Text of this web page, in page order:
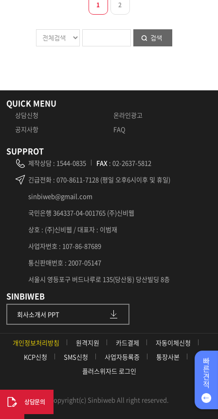
1 2
검색
빠
른
견
적
상담문의
QUICK MENU
상담신청
온라인광고
공지사항
FAQ
SUPPROT
제작상담 : 1544-0835 FAX : 02-2637-5812
긴급전화 : 070-8611-7128 (평일 오후6시이후 및 휴일)
sinbiweb@gmail.com
국민은행 364337-04-001765 (주)신비웹
상호 : (주)신비웹 / 대표자 : 이범재
사업자번호 : 107-86-87689
통신판매번호 : 2007-05147
서울시 영등포구 버드나루로 135(당산동) 당산빌딩 8층
SINBIWEB
회사소개서 PPT
개인정보처리방침 원격지원 카드결제
자동이체신청
KCP신청
SMS신청 사업자등록증
통장사본
플러스위자드 로그인
Copyright(c) Sinbiweb All right reserved.